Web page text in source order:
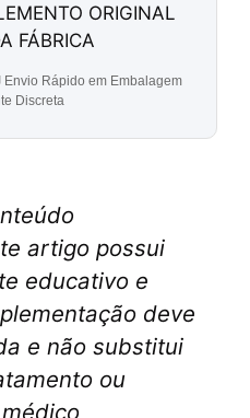
ORIGINAL
FÁBRICA
Envio Rápido em Embalagem
Discreta
artigo possui
educativo e
deve
e não substitui
ou